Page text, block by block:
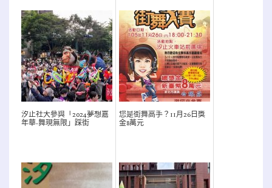
汐止社大參與「2024夢想嘉
年華-舞現無限」踩街
您是街舞高手？11月26日獎
金8萬元